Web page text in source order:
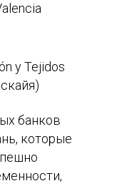
y Tejidos
банков
которые